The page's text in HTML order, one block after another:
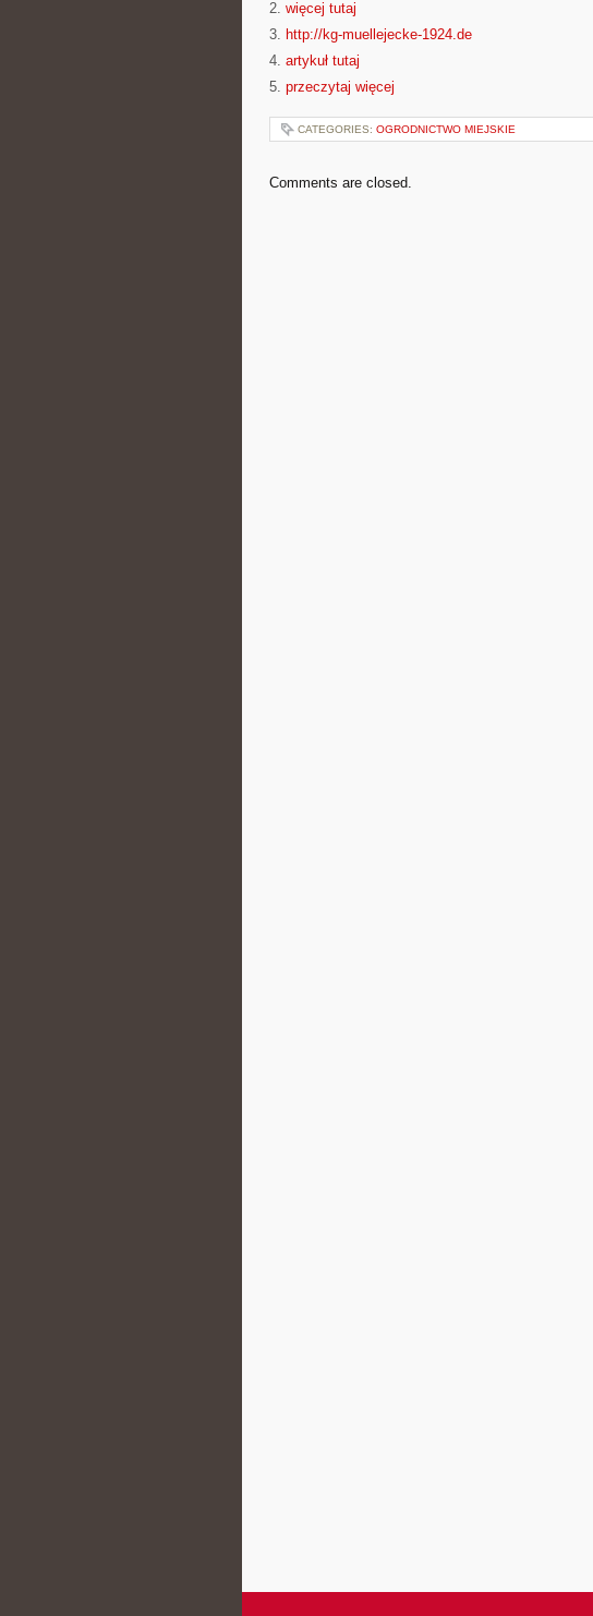
2. więcej tutaj
3. http://kg-muellejecke-1924.de
4. artykuł tutaj
5. przeczytaj więcej
CATEGORIES: OGRODNICTWO MIEJSKIE
Comments are closed.